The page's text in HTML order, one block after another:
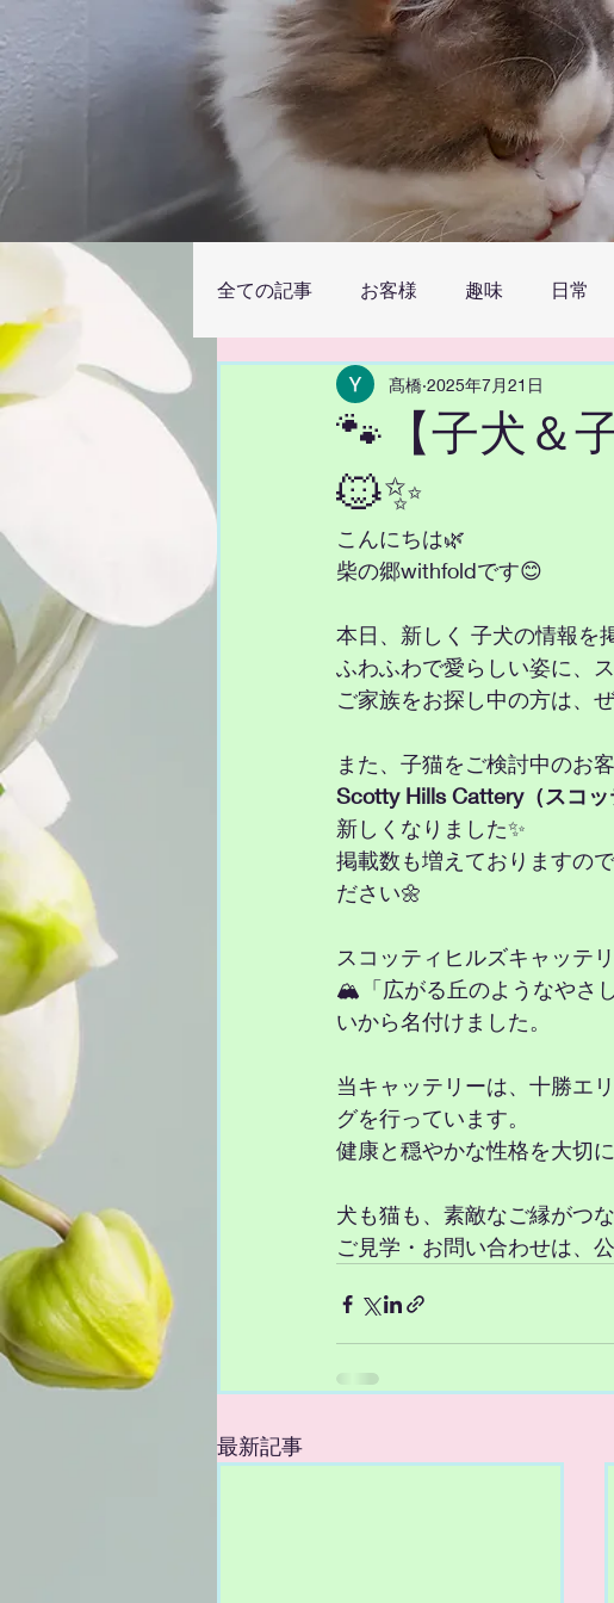
全ての記事 お客様 趣味 日常
🐾【子犬＆
🐱✨
髙橋 2025年7月21日
こんにちは🌿
柴の郷withfoldです😊
本日、新しく 子犬の情報を
ふわふわで愛らしい姿に、
ご家族をお探し中の方は、
また、子猫をご検討中のお
Scotty Hills Cattery（スコッ
新しくなりました✨
掲載数も増えておりますの
ださい🌼
スコッティヒルズキャッテリ
🏔「広がる丘のようなやさ
いから名付けました。
当キャッテリーは、十勝エ
グを行っています。
健康と穏やかな性格を大切
犬も猫も、素敵なご縁がつ
ご見学・お問い合わせは、
最新記事